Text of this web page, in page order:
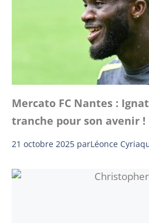
Mercato FC Nantes :
tranche pour son avenir !
21 octobre 2025 parLéonce